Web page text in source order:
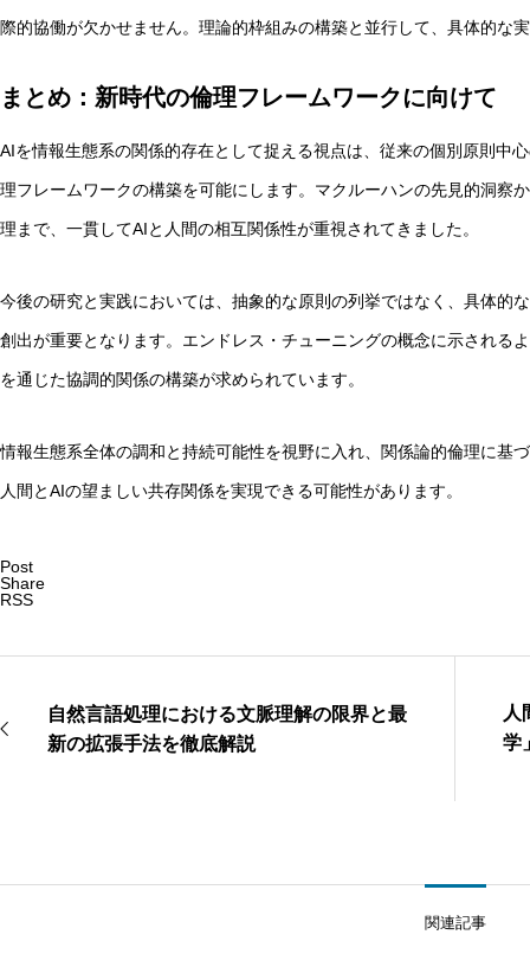
際的協働が欠かせません。理論的枠組みの構築と並行して、具体的な
まとめ：新時代の倫理フレームワークに向けて
AIを情報生態系の関係的存在として捉える視点は、従来の個別原則中
理フレームワークの構築を可能にします。マクルーハンの先見的洞察
理まで、一貫してAIと人間の相互関係性が重視されてきました。
今後の研究と実践においては、抽象的な原則の列挙ではなく、具体的
創出が重要となります。エンドレス・チューニングの概念に示される
を通じた協調的関係の構築が求められています。
情報生態系全体の調和と持続可能性を視野に入れ、関係論的倫理に基
人間とAIの望ましい共存関係を実現できる可能性があります。
Post
Share
RSS
自然言語処理における文脈理解の限界と最
新の拡張手法を徹底解説
人
学
関連記事